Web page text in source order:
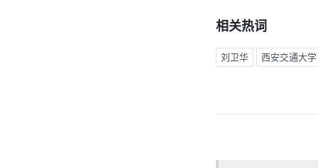
相关热词
刘卫华 西安交通大学